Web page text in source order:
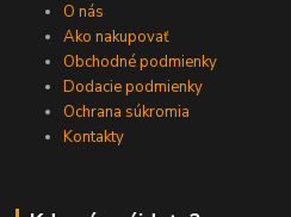
O nás
Ako nakupovať
Obchodné podmienky
Dodacie podmienky
Ochrana súkromia
Kontakty